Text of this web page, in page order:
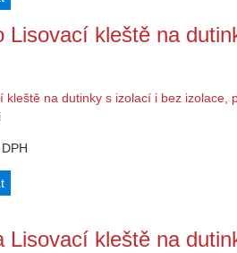
Lisovací kleště na
i
Lisovací kleště na